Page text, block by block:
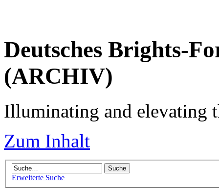
Deutsches Brights-
(ARCHIV)
Illuminating and elevating
Zum Inhalt
Erweiterte Suche